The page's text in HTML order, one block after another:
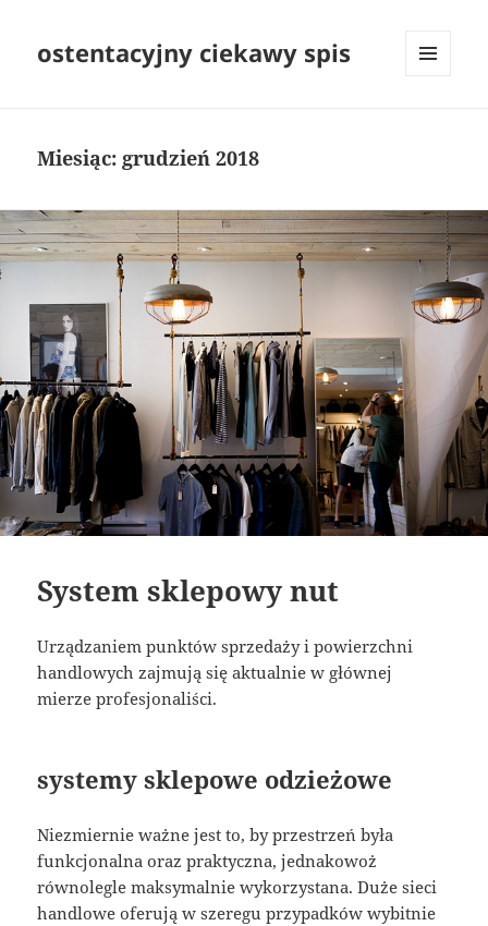
ostentacyjny ciekawy spis
Miesiąc: grudzień 2018
System sklepowy nut
Urządzaniem punktów sprzedaży i powierzchni
handlowych zajmują się aktualnie w głównej
mierze profesjonaliści.
systemy sklepowe odzieżowe
Niezmiernie ważne jest to, by przestrzeń była
funkcjonalna oraz praktyczna, jednakowoż
równolegle maksymalnie wykorzystana. Duże sieci
handlowe oferują w szeregu przypadków wybitnie